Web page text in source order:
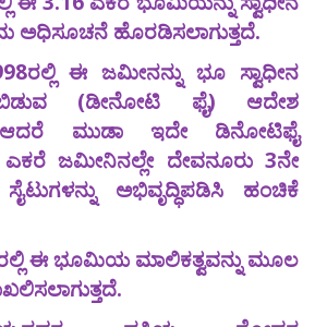
ಅಧಿಸೂಚನೆ ಹೊರಡಿಸಲಾಗುತ್ತದೆ.
ಈ ಜಮೀನನ್ನು ಭೂ ಸ್ವಾಧೀನ
(ಡೀನೋಟಿ ಫೈ) ಆದೇಶ
ಆದರೆ ಮುಡಾ ಇದೇ ಡಿನೋಟಿಫೈ
ಜಮೀನಿನಲ್ಲೇ ದೇವನೂರು 3ನೇ
ಅಭಿವೃದ್ಧಿಪಡಿಸಿ ಹಂಚಿಕೆ
ಈ ಭೂಮಿಯ ಮಾಲಿಕತ್ವವನ್ನು ಮೂಲ